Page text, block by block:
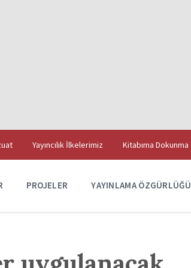
Yayıncılık İlkelerimiz
Kitabıma Dokunma
PROJELER YAYINLAMA ÖZGÜRLÜĞÜ